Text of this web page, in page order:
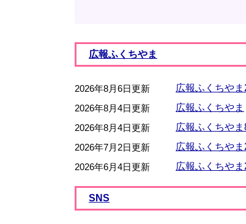
広報ふくちやま
2026年8月6日更新
広報ふくちや
2026年8月4日更新
広報ふくちやま
2026年8月4日更新
広報ふくちや
2026年7月2日更新
広報ふくちや
2026年6月4日更新
広報ふくちや
SNS